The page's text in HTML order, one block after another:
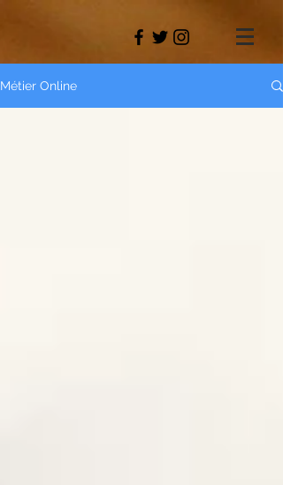
Métier Online